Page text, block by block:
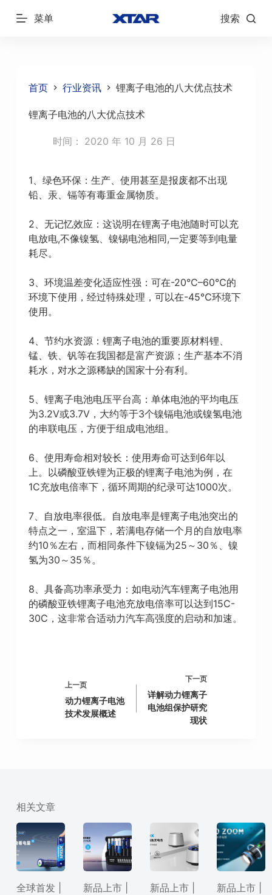
跳
菜单 搜索
首页 行业资讯 锂离子电池的八大优点技术
锂离子电池的八大优点技术
时间： 2020 年 10 月 26 日
1、绿色环保：生产、使用甚至是报废都不出现
铅、汞、镉等有毒重金属物质。
2、无记忆效应：这说明在锂离子电池随时可以充
电放电,不像镍氢、镍锡电池相同,一定要等到电量
耗尽。
3、环境温差变化适应性强：可在-20℃–60℃的
环境下使用，经过特殊处理，可以在-45℃环境下
使用。
4、节约水资源：锂离子电池的重要原材料锂、
锰、铁、钒等在我国都是富产资源；生产基本不消
耗水，对水之源稀缺的国家十分有利。
5、锂离子电池电压平台高：单体电池的平均电压
为3.2V或3.7V，大约等于3个镍镉电池或镍氢电池
的串联电压，方便于组成电池组。
6、使用寿命相对较长：使用寿命可达到6年以
上。以磷酸亚铁锂为正极的锂离子电池为例，在
1C充放电倍率下，循环周期的纪录可达1000次。
7、自放电率很低。自放电率是锂离子电池突出的
特点之一，室温下，若满电存储一个月的自放电率
约10％左右，而相同条件下镍镉为25～30％、镍
氢为30～35％。
8、具备高功率承受力：如电动汽车锂离子电池用
的磷酸亚铁锂离子电池充放电倍率可以达到15C-
30C，这非常合适动力汽车高强度的启动和加速。
上一页
动力锂离子电池
技术发展概述
下一页
详解动力锂离子
电池组保护研究
现状
相关文章
全球首发 |
新品上市 |
新品上市 |
新品上市 |